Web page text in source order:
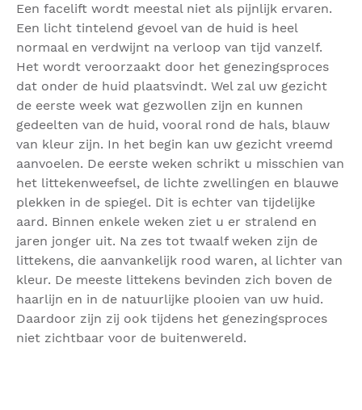
Een facelift wordt meestal niet als pijnlijk ervaren.
Een licht tintelend gevoel van de huid is heel
normaal en verdwijnt na verloop van tijd vanzelf.
Het wordt veroorzaakt door het genezingsproces
dat onder de huid plaatsvindt. Wel zal uw gezicht
de eerste week wat gezwollen zijn en kunnen
gedeelten van de huid, vooral rond de hals, blauw
van kleur zijn. In het begin kan uw gezicht vreemd
aanvoelen. De eerste weken schrikt u misschien van
het littekenweefsel, de lichte zwellingen en blauwe
plekken in de spiegel. Dit is echter van tijdelijke
aard. Binnen enkele weken ziet u er stralend en
jaren jonger uit. Na zes tot twaalf weken zijn de
littekens, die aanvankelijk rood waren, al lichter van
kleur. De meeste littekens bevinden zich boven de
haarlijn en in de natuurlijke plooien van uw huid.
Daardoor zijn zij ook tijdens het genezingsproces
niet zichtbaar voor de buitenwereld.